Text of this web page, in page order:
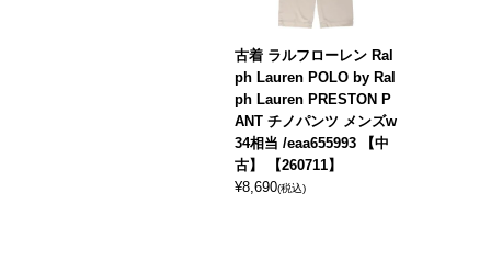
古着 ラルフローレン Ral
ph Lauren POLO by Ral
ph Lauren PRESTON P
ANT チノパンツ メンズw
34相当 /eaa655993 【中
古】 【260711】
¥8,690(税込)